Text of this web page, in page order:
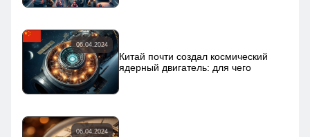
06.04.2024
Китай почти создал космический
ядерный двигатель: для чего
06.04.2024